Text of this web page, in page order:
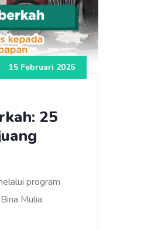
15 Februari 2026
25
program
Mulia